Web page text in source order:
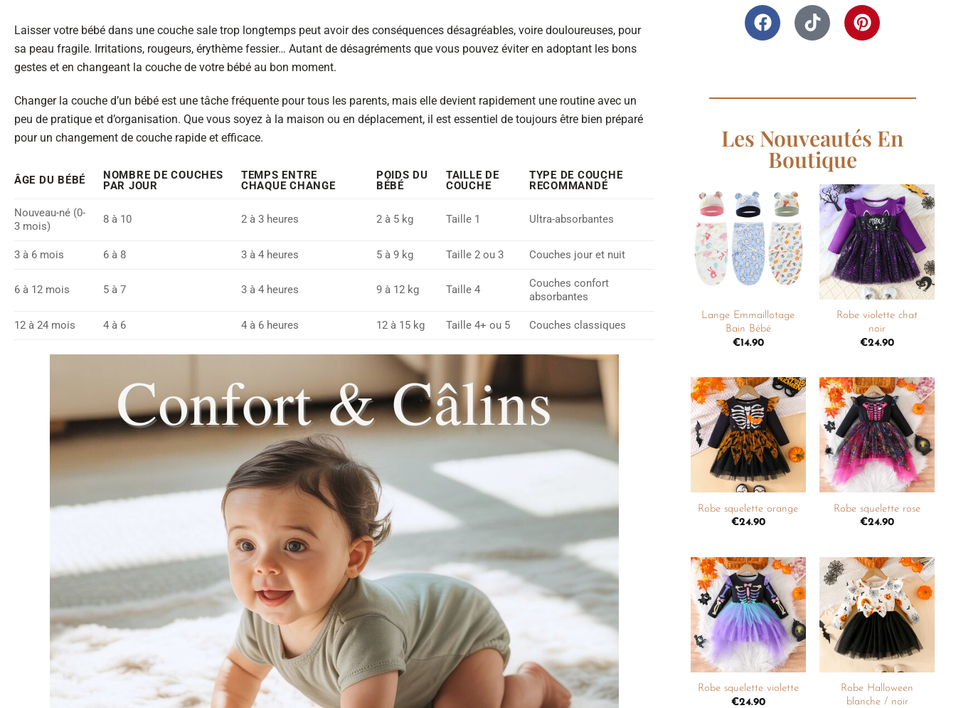
Laisser votre bébé dans une couche sale trop longtemps peut avoir des conséquences désagréables, voire douloureuses, pour
sa peau fragile. Irritations, rougeurs, érythème fessier… Autant de désagréments que vous pouvez éviter en adoptant les bons
gestes et en changeant la couche de votre bébé au bon moment.
Changer la couche d’un bébé est une tâche fréquente pour tous les parents, mais elle devient rapidement une routine avec un
peu de pratique et d’organisation. Que vous soyez à la maison ou en déplacement, il est essentiel de toujours être bien préparé
pour un changement de couche rapide et efficace.
ÂGE DU BÉBÉ
NOMBRE DE COUCHES
PAR JOUR
TEMPS ENTRE
CHAQUE CHANGE
POIDS DU
BÉBÉ
TAILLE DE
COUCHE
TYPE DE COUCHE
RECOMMANDÉ
Nouveau-né (0-
3 mois)
8 à 10 2 à 3 heures 2 à 5 kg Taille 1 Ultra-absorbantes
3 à 6 mois 6 à 8 3 à 4 heures 5 à 9 kg Taille 2 ou 3 Couches jour et nuit
6 à 12 mois 5 à 7 3 à 4 heures 9 à 12 kg Taille 4
Couches confort
absorbantes
12 à 24 mois 4 à 6 4 à 6 heures 12 à 15 kg Taille 4+ ou 5 Couches classiques
Les Nouveautés En
Boutique
Ajouter
à la
liste de
souhaits
+
Lange Emmaillotage
Bain Bébé
€14.90
Ajouter
à la
liste de
souhaits
+
Robe violette chat
noir
€24.90
Ajouter
à la
liste de
souhaits
+
Robe squelette orange
€24.90
Ajouter
à la
liste de
souhaits
+
Robe squelette rose
€24.90
Ajouter
à la
liste de
souhaits
Robe squelette violette
€24.90
Ajouter
à la
liste de
souhaits
Robe Halloween
blanche / noir